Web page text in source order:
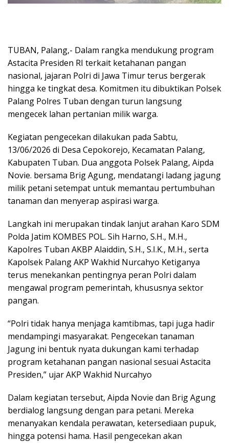
TUBAN, Palang,- Dalam rangka mendukung program
Astacita Presiden RI terkait ketahanan pangan
nasional, jajaran Polri di Jawa Timur terus bergerak
hingga ke tingkat desa. Komitmen itu dibuktikan Polsek
Palang Polres Tuban dengan turun langsung
mengecek lahan pertanian milik warga.
Kegiatan pengecekan dilakukan pada Sabtu,
13/06/2026 di Desa Cepokorejo, Kecamatan Palang,
Kabupaten Tuban. Dua anggota Polsek Palang, Aipda
Novie. bersama Brig Agung, mendatangi ladang jagung
milik petani setempat untuk memantau pertumbuhan
tanaman dan menyerap aspirasi warga.
Langkah ini merupakan tindak lanjut arahan Karo SDM
Polda Jatim KOMBES POL. Sih Harno, S.H., M.H.,
Kapolres Tuban AKBP Alaiddin, S.H., S.I.K., M.H., serta
Kapolsek Palang AKP Wakhid Nurcahyo Ketiganya
terus menekankan pentingnya peran Polri dalam
mengawal program pemerintah, khususnya sektor
pangan.
“Polri tidak hanya menjaga kamtibmas, tapi juga hadir
mendampingi masyarakat. Pengecekan tanaman
Jagung ini bentuk nyata dukungan kami terhadap
program ketahanan pangan nasional sesuai Astacita
Presiden,” ujar AKP Wakhid Nurcahyo
Dalam kegiatan tersebut, Aipda Novie dan Brig Agung
berdialog langsung dengan para petani. Mereka
menanyakan kendala perawatan, ketersediaan pupuk,
hingga potensi hama. Hasil pengecekan akan